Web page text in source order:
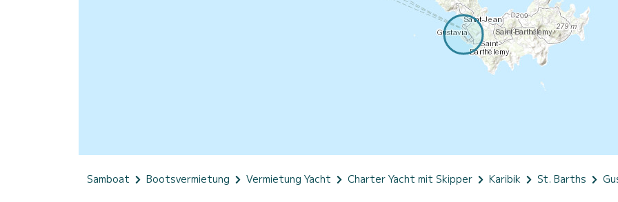
Samboat Bootsvermietung Vermietung Yacht Charter Yacht mit Skipper Karibik St. Barths